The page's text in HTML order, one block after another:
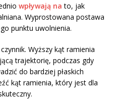
wpływają na to, jak
Wyprostowana postawa
punktu uwolnienia.
Wyższy kąt ramienia
trajektorię, podczas gdy
do bardziej płaskich
kąt ramienia, który jest dla